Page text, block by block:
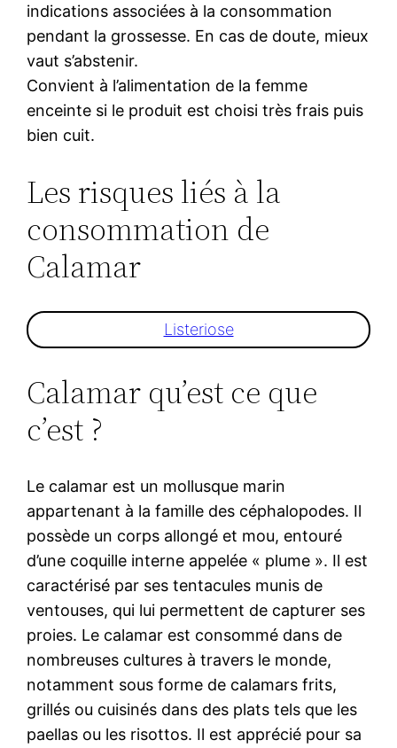
indications associées à la consommation
pendant la grossesse. En cas de doute, mieux
vaut s’abstenir.
Convient à l’alimentation de la femme
enceinte si le produit est choisi très frais puis
bien cuit.
Les risques liés à la
consommation de
Calamar
Listeriose
Calamar qu’est ce que
c’est ?
Le calamar est un mollusque marin
appartenant à la famille des céphalopodes. Il
possède un corps allongé et mou, entouré
d’une coquille interne appelée « plume ». Il est
caractérisé par ses tentacules munis de
ventouses, qui lui permettent de capturer ses
proies. Le calamar est consommé dans de
nombreuses cultures à travers le monde,
notamment sous forme de calamars frits,
grillés ou cuisinés dans des plats tels que les
paellas ou les risottos. Il est apprécié pour sa